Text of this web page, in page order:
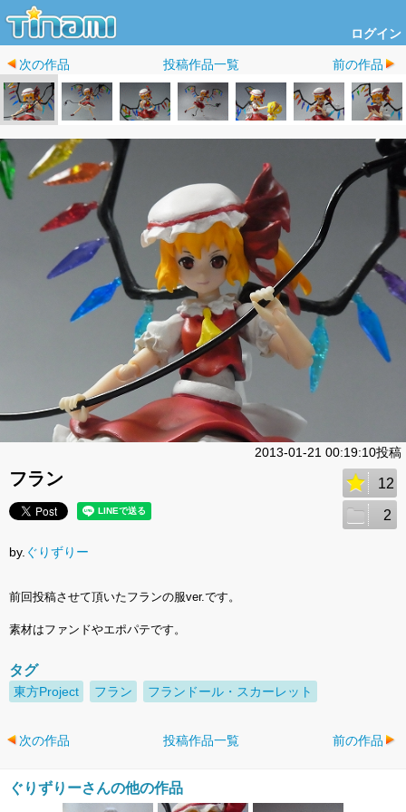
ログイン
次の作品 投稿作品一覧 前の作品
2013-01-21 00:19:10投稿
フラン 12
2
by. ぐりずりー
前回投稿させて頂いたフランの服ver.です。
素材はファンドやエポパテです。
タグ
東方Project フラン フランドール・スカーレット
次の作品 投稿作品一覧 前の作品
ぐりずりーさんの他の作品